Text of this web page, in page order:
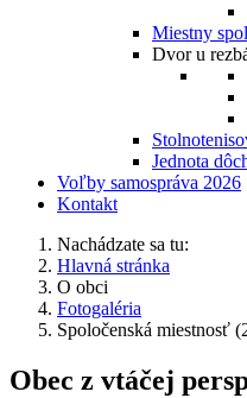
Miestny
Dvor u
Jednota
Voľby samospráva 2026
Kontakt
Nachádzate sa tu:
Hlavná stránka
O obci
Fotogaléria
Spoločenská miestnosť
Obec z vtáčej